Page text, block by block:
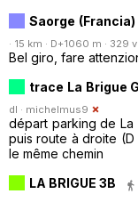
Saorge
· 15 km · D+1060 m · 329
Bel giro, fare
trace La Brigue
dl · michelmus9
départ parking de La
puis route à droite (D
le même chemin
LA BRIGUE 3B